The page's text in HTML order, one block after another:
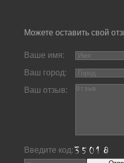
Можете оставить свой
Ваше имя:
Ваш город:
Ваш отзыв:
Введите код: